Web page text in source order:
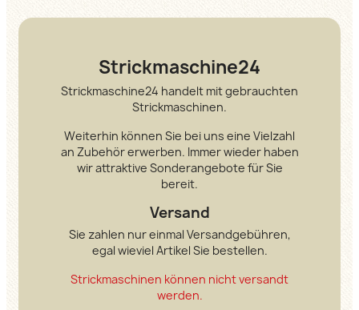
Strickmaschine24
Strickmaschine24 handelt mit gebrauchten
Strickmaschinen.
Weiterhin können Sie bei uns eine Vielzahl
an Zubehör erwerben. Immer wieder haben
wir attraktive Sonderangebote für Sie
bereit.
Versand
Sie zahlen nur einmal Versandgebühren,
egal wieviel Artikel Sie bestellen.
Strickmaschinen können nicht versandt
werden.